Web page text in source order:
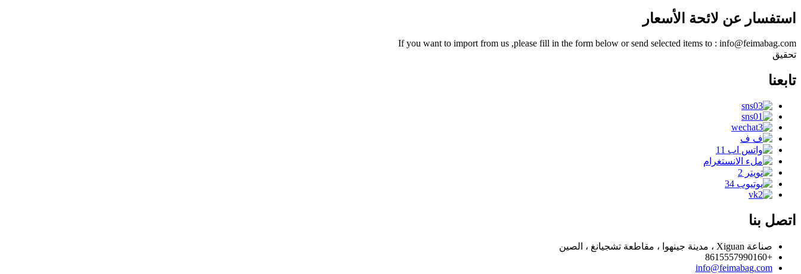
استفسار عن لائحة الأسعار
If you want to import from us ,please fill in the form below or send selected items to : info@feimabag.com
تحقيق
تابعنا
اتصل بنا
صناعة Xiguan ، مدينة جينهوا ، مقاطعة تشجيانغ ، الصين
+8615557990160
info@feimabag.com